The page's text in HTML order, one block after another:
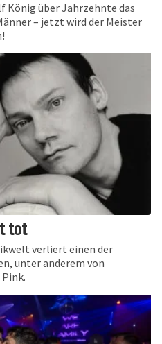
König über Jahrzehnte das
– jetzt wird der Meister
tot
verliert einen der
unter anderem von